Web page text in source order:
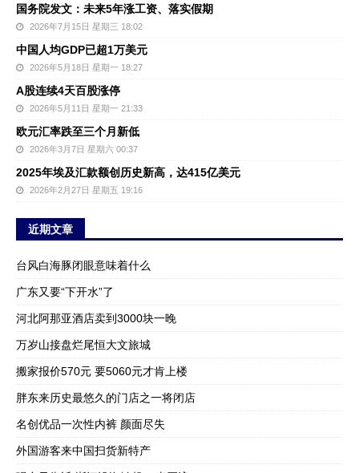
国务院发文：未来5年涨工资、落实假期
2026年7月15日 星期三 18:02
中国人均GDP已超1万美元
2026年5月18日 星期一 18:27
A股连续4天百股涨停
2026年5月11日 星期一 21:33
欧元汇率跌至三个月新低
2026年3月7日 星期六 00:37
2025年埃及汇款额创历史新高，达415亿美元
2026年2月27日 星期五 19:16
近期文章
台风白海豚闭眼意味着什么
广东又要“下开水”了
河北阿那亚酒店卖到3000块一晚
万岁山接盘烂尾恒大文旅城
搬家报价570元 要5060元才肯上楼
胖东来历史最悠久的门店之一将闭店
名创优品一次性内裤 颜面尽失
外国游客来中国扫货新特产